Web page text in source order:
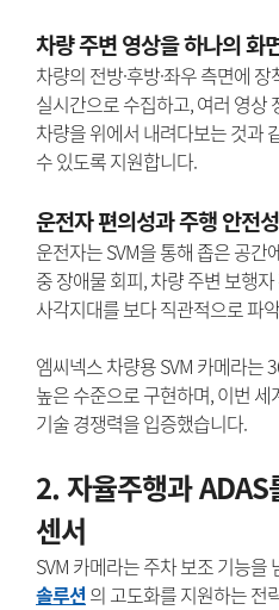
차량 주변 영상을 하나의 화
차량의 전방·후방·좌우 측면에
실시간으로 수집하고, 여러 영상
차량을 위에서 내려다보는 것과
수 있도록 지원합니다.
운전자 편의성과 주행 안전
운전자는 SVM을 통해 좁은 공간
중 장애물 회피, 차량 주변 보행
사각지대를 보다 직관적으로 파
엠씨넥스 차량용 SVM 카메라는
높은 수준으로 구현하며, 이번
기술 경쟁력을 입증했습니다.
2. 자율주행과
센서
SVM 카메라는 주차 보조 기능을
솔루션 의 고도화를 지원하는 전